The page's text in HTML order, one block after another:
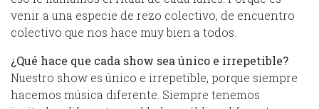
venir a una especie de rezo colectivo, de encuentro
colectivo que nos hace muy bien a todos.
¿Qué hace que cada show sea único e irrepetible?
Nuestro show es único e irrepetible, porque siempre
hacemos música diferente. Siempre tenemos